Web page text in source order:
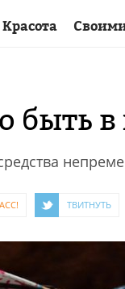
Красота
быть
ТВИТНУТЬ